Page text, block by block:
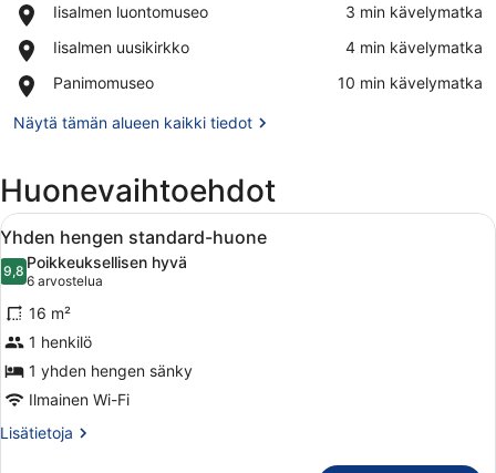
Iisalmen luontomuseo
Place,
luontomuseo
‪3 min kävelymatka‬
Iisalmen uusikirkko
Place,
uusikirkko
‪4 min kävelymatka‬
Panimomuseo
Place,
‪10 min kävelymatka‬
Näytä tämän alueen kaikki tiedot
Huonevaihtoehdot
Avaa
kaikki
huonetyypin
Yhden
hengen
standard-
huone
kuvat
Hotellihuone, jossa on sänky,
2
Yhden hengen standard-huone
9,89,8 kautta 10
Poikkeuksellisen hyvä
6 arvostelua
(6
arvostelua)
16 m²
1 henkilö
1 yhden hengen sänky
Ilmainen Wi-Fi
Lisätietoja
Lisätietoja